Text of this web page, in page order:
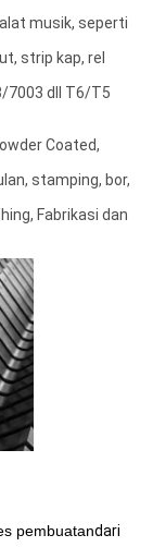
musik, seperti
strip kap, rel
7003 dll T6/T5
Coated,
stamping, bor,
Fabrikasi dan
pembuatandari